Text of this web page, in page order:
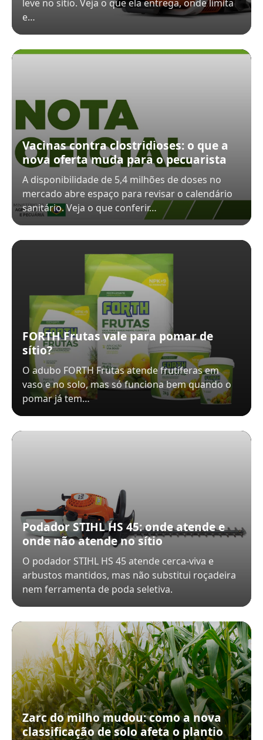
leve no sítio. Veja o que ela entrega, onde limita
e…
Vacinas contra clostridioses: o que a
nova oferta muda para o pecuarista
A disponibilidade de 5,4 milhões de doses no
mercado abre espaço para revisar o calendário
sanitário. Veja o que conferir…
FORTH Frutas vale para pomar de
sítio?
O adubo FORTH Frutas atende frutíferas em
vaso e no solo, mas só funciona bem quando o
pomar já tem…
Podador STIHL HS 45: onde atende e
onde não atende no sítio
O podador STIHL HS 45 atende cerca-viva e
arbustos mantidos, mas não substitui roçadeira
nem ferramenta de poda seletiva.
Zarc do milho mudou: como a nova
classificação de solo afeta o plantio